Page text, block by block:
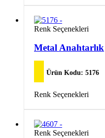
seçilebilir
birden
fazla
varyasyonu
var.
Seçenekler
ürün
sayfasından
seçilebilir
Bu
birden
Seçenekler
ürün
sayfasından
seçilebilir
Renk Seçenekleri
Metal Anahtarlık
Ürün Kodu: 5176
Bu
birden
fazla
varyasyonu
Renk Seçenekleri
Bu
Renk Seçenekleri